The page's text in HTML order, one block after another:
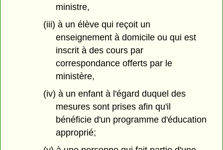
ministre,
(iii) à un élève qui reçoit un
enseignement à domicile ou qui est
inscrit à des cours par
correspondance offerts par le
ministère,
(iv) à un enfant à l'égard duquel des
mesures sont prises afin qu'il
bénéficie d'un programme d'éducation
approprié;